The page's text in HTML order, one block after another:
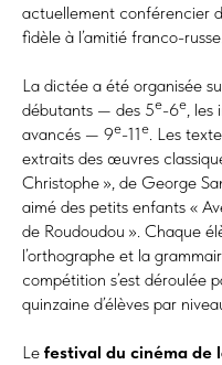
actuellement conférencier
fidèle à l’amitié franco-
La dictée a été organisée
débutants — des 5e-6e, les
avancés — 9e-11e. Les
extraits des œuvres
Christophe », de George
aimé des petits enfants «
de Roudoudou ». Chaque
l’orthographe et la
compétition s’est déroulée
quinzaine d’élèves par
Le festival du cinéma de